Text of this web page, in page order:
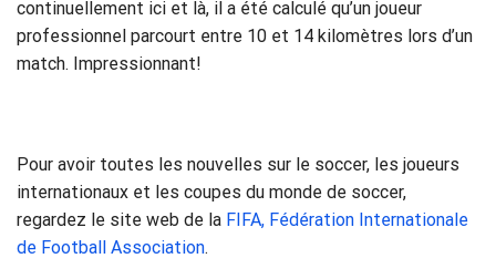
continuellement ici et là, il a été calculé qu’un joueur
professionnel parcourt entre 10 et 14 kilomètres lors d’un
match. Impressionnant!
Pour avoir toutes les nouvelles sur le soccer, les joueurs
internationaux et les coupes du monde de soccer,
regardez le site web de la FIFA, Fédération Internationale
de Football Association.